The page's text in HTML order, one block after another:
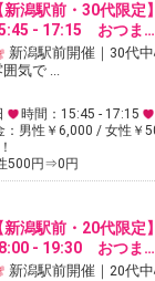
新潟駅前・30代限定
- 17:15 おつま…
新潟駅前開催｜30代
囲気で ...
時間：15:45 - 17:15
：男性￥6,000 / 女性￥
500円⇒0円
新潟駅前・20代限定
- 19:30 おつま…
新潟駅前開催｜20代